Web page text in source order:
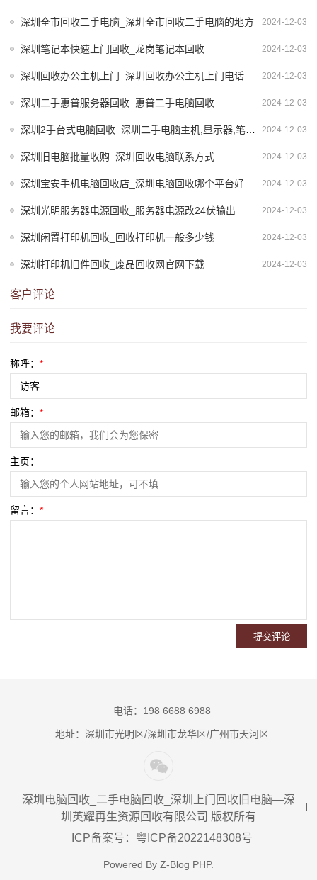
2024-12-03
深圳全市回收二手电脑_深圳全市回收二手电脑的地方
2024-12-03
深圳笔记本快速上门回收_龙岗笔记本回收
2024-12-03
深圳回收办公主机上门_深圳回收办公主机上门电话
2024-12-03
深圳二手惠普服务器回收_惠普二手电脑回收
2024-12-03
深圳2手台式电脑回收_深圳二手电脑主机,显示器,笔记本,服务器回收公司
2024-12-03
深圳旧电脑批量收购_深圳回收电脑联系方式
2024-12-03
深圳宝安手机电脑回收店_深圳电脑回收哪个平台好
2024-12-03
深圳光明服务器电源回收_服务器电源改24伏输出
2024-12-03
深圳闲置打印机回收_回收打印机一般多少钱
2024-12-03
深圳打印机旧件回收_废品回收网官网下载
客户评论
我要评论
称呼： *
邮箱： *
主页：
留言： *
电话：198 6688 6988
地址：深圳市光明区/深圳市龙华区/广州市天河区
深圳电脑回收_二手电脑回收_深圳上门回收旧电脑—深
圳英耀再生资源回收有限公司 版权所有
ICP备案号：粤ICP备2022148308号
Powered By Z-Blog PHP.